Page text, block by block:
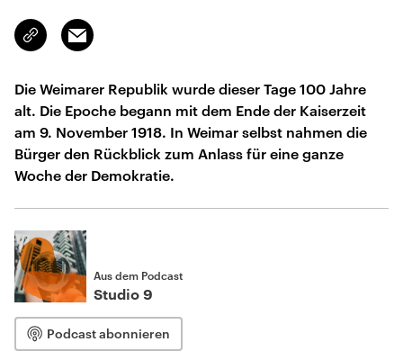
Link
kopieren/teilen
Email
Die Weimarer Republik wurde dieser Tage 100 Jahre
alt. Die Epoche begann mit dem Ende der Kaiserzeit
am 9. November 1918. In Weimar selbst nahmen die
Bürger den Rückblick zum Anlass für eine ganze
Woche der Demokratie.
Aus dem Podcast
Studio 9
Podcast abonnieren